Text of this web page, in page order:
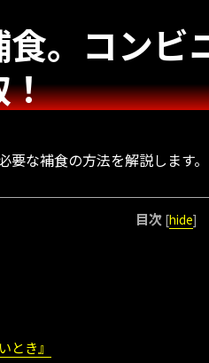
。コンビ
！
な補食の方法を解説します。
目次 [hide]
とき』